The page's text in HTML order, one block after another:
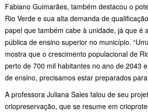
Fabiano Guimarães, também destacou o
Rio Verde e sua alta demanda de
papel que também cabe à unidade, já que é
pública de ensino superior no município.
mostra que o crescimento populacional de
perto de 700 mil habitantes no ano de 2043
de ensino, precisamos estar preparados
A professora Juliana Sales falou de seu
criopreservação, que se resume em